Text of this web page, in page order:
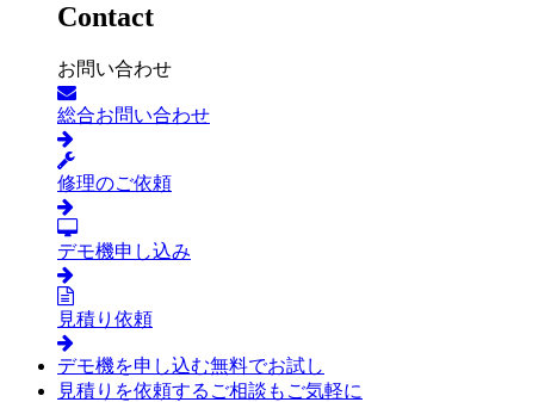
Contact
お問い合わせ
総合お問い合わせ
修理のご依頼
デモ機申し込み
見積り依頼
デモ機を申し込む無料でお試し
見積りを依頼する ご相談もご気軽に